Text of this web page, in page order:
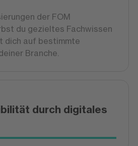
der FOM
du gezieltes Fachwissen
dich auf bestimmte
Branche.
durch digitales